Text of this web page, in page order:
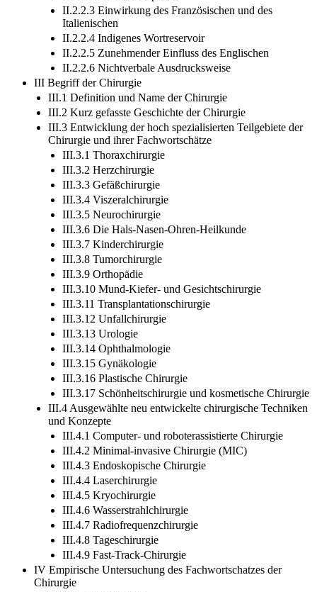
II.2.2.2 Arabische Spuren
II.2.2.3 Einwirkung des Französischen und des
Italienischen
II.2.2.4 Indigenes Wortreservoir
II.2.2.5 Zunehmender Einfluss des Englischen
II.2.2.6 Nichtverbale Ausdrucksweise
III Begriff der Chirurgie
III.1 Definition und Name der Chirurgie
III.2 Kurz gefasste Geschichte der Chirurgie
III.3 Entwicklung der hoch spezialisierten Teilgebiete der
Chirurgie und ihrer Fachwortschätze
III.3.1 Thoraxchirurgie
III.3.2 Herzchirurgie
III.3.3 Gefäßchirurgie
III.3.4 Viszeralchirurgie
III.3.5 Neurochirurgie
III.3.6 Die Hals-Nasen-Ohren-Heilkunde
III.3.7 Kinderchirurgie
III.3.8 Tumorchirurgie
III.3.9 Orthopädie
III.3.10 Mund-Kiefer- und Gesichtschirurgie
III.3.11 Transplantationschirurgie
III.3.12 Unfallchirurgie
III.3.13 Urologie
III.3.14 Ophthalmologie
III.3.15 Gynäkologie
III.3.16 Plastische Chirurgie
III.3.17 Schönheitschirurgie und kosmetische Chirurgie
III.4 Ausgewählte neu entwickelte chirurgische Techniken
und Konzepte
III.4.1 Computer- und roboterassistierte Chirurgie
III.4.2 Minimal-invasive Chirurgie (MIC)
III.4.3 Endoskopische Chirurgie
III.4.4 Laserchirurgie
III.4.5 Kryochirurgie
III.4.6 Wasserstrahlchirurgie
III.4.7 Radiofrequenzchirurgie
III.4.8 Tageschirurgie
III.4.9 Fast-Track-Chirurgie
IV Empirische Untersuchung des Fachwortschatzes der